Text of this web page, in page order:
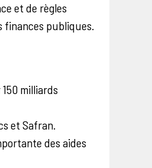
et de règles
finances publiques.
milliards
et Safran.
des aides